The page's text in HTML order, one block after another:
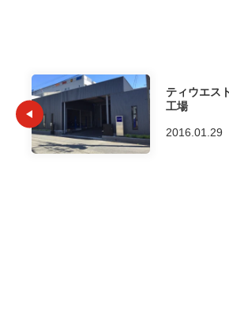
ティウエス
工場
2016.01.29